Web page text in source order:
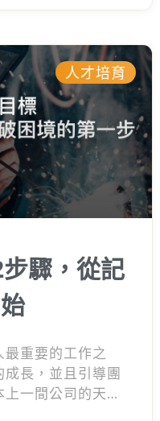
人才培育
驟，從記
重要的工作之
長，並且引導團
一間公司的天花